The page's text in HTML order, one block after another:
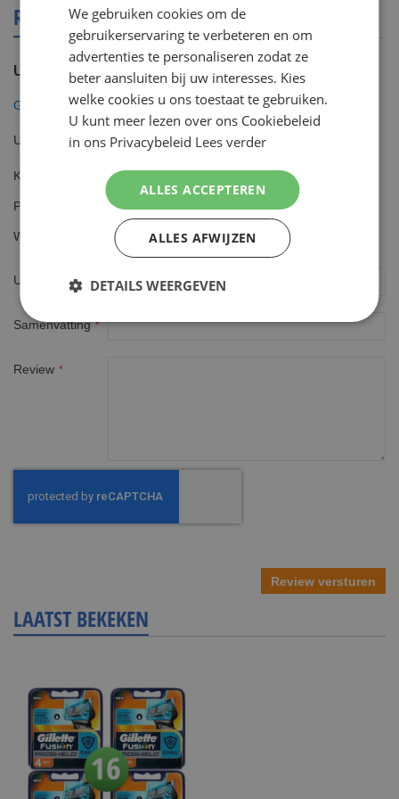
REVIEWS OVER DIT PRODUCT
U plaatst een review over:
Gillette Fusion ProShield Chill Mesjes 16 stuks
Uw waardering
Kwaliteit
star
stars
stars
stars
stars
Prijs
star
stars
stars
stars
stars
Waarde
Uw naam
Samenvatting
Review
Review versturen
LAATST BEKEKEN
We gebruiken cookies om de
gebruikerservaring te verbeteren en om
advertenties te personaliseren zodat ze
beter aansluiten bij uw interesses. Kies
welke cookies u ons toestaat te gebruiken.
U kunt meer lezen over ons Cookiebeleid
in ons Privacybeleid Lees verder
ALLES ACCEPTEREN
ALLES AFWIJZEN
DETAILS WEERGEVEN